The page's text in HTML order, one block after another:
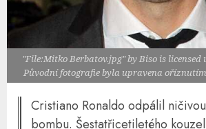
"File:Mitko Berbatov.jpg" by Biso is licensed
Původní fotografie byla upravena
Cristiano Ronaldo odpálil
bombu. Šestatřicetiletého